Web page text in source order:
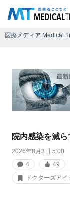
医療メディア Medical
院内感染を減ら
2026年8月3日 5:00
4
49
ドクターズアイ